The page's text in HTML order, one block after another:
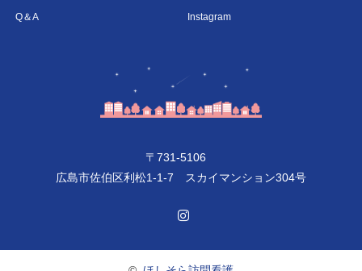
Q＆A Instagram
〒731-5106
広島市佐伯区利松1-1-7 スカイマンション304号